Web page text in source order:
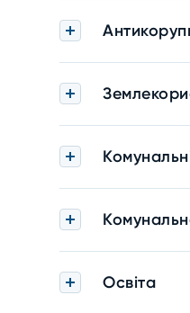
Освіта